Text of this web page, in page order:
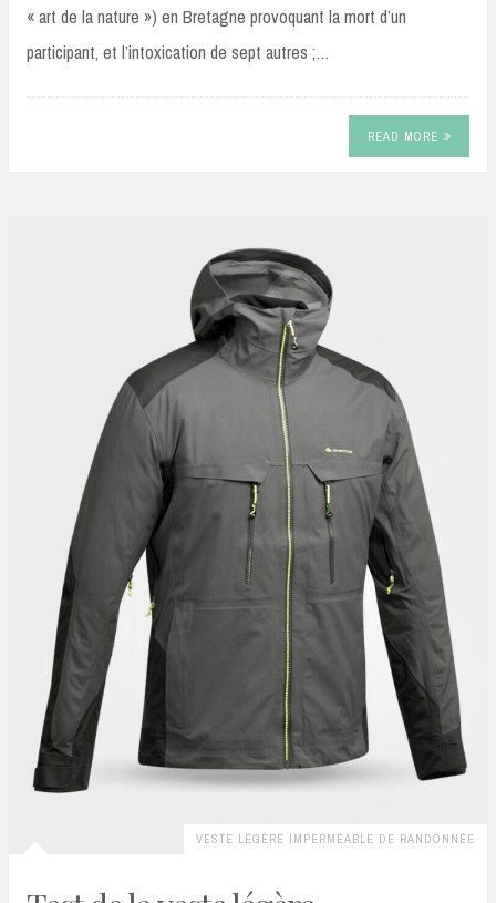
« art de la nature ») en Bretagne provoquant la mort d’un
participant, et l’intoxication de sept autres ;…
READ MORE
VESTE LÉGÈRE IMPERMÉABLE DE RANDONNÉE